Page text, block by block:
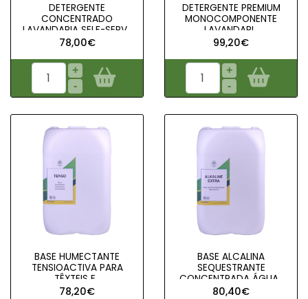
DETERGENTE
CONCENTRADO
LAVANDARIA SELF-SERV..
78,00€
+
-
DETERGENTE PREMIUM
MONOCOMPONENTE
LAVANDARI..
99,20€
+
-
BASE HUMECTANTE
TENSIOACTIVA PARA
TÊXTEIS E..
78,20€
BASE ALCALINA
SEQUESTRANTE
CONCENTRADA ÁGUA..
80,40€